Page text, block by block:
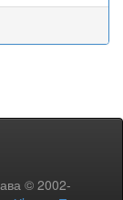
© 2002-